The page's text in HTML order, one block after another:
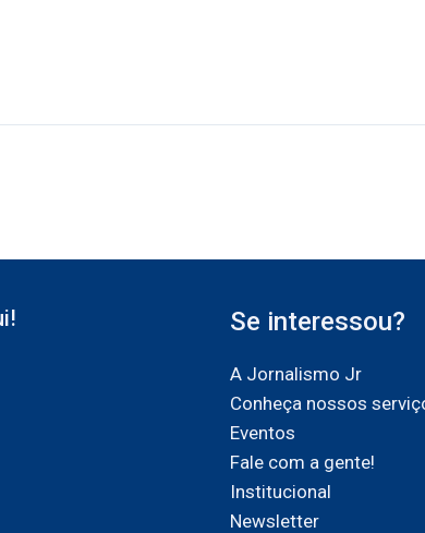
Se interessou?
A Jornalismo Jr
Conheça nossos
Eventos
Fale com a gente!
Institucional
Newsletter